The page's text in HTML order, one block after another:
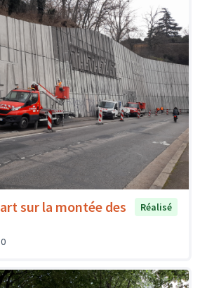
sur la montée des
Réalisé
0